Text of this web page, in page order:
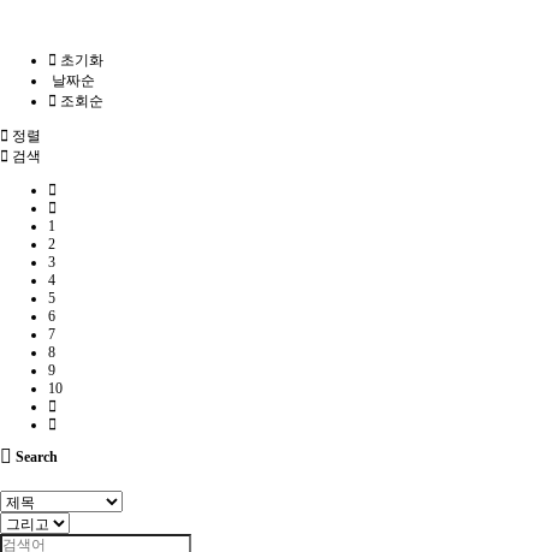
초기화
날짜순
조회순
정렬
검색
1
2
3
4
5
6
7
8
9
10
Search